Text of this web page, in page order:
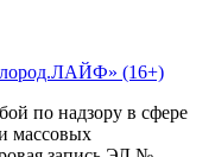
(16+)
по надзору в сфере
массовых